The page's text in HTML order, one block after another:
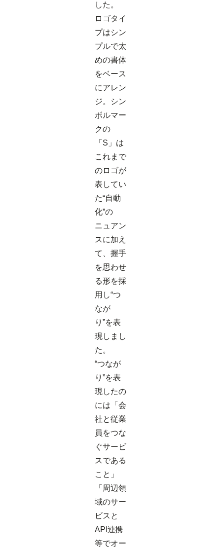
した。
ロゴタイ
プはシン
プルで太
めの書体
をベース
にアレン
ジ。シン
ボルマー
クの
「S」は
これまで
のロゴが
表してい
た“自動
化”の
ニュアン
スに加え
て、握手
を思わせ
る形を採
用し“つ
なが
り”を表
現しまし
た。
“つなが
り”を表
現したの
には「会
社と従業
員をつな
ぐサービ
スである
こと」
「周辺領
域のサー
ビスと
API連携
等でオー